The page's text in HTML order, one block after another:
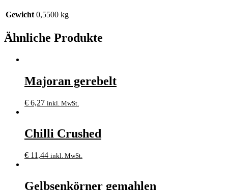
Gewicht 0,5500 kg
Ähnliche Produkte
Majoran gerebelt
€ 6,27 inkl. MwSt.
Chilli Crushed
€ 11,44 inkl. MwSt.
Gelbsenkörner gemahlen